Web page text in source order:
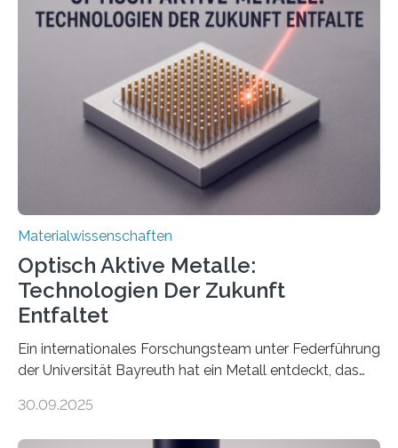
Materialwissenschaften
Optisch Aktive Metalle:
Technologien Der Zukunft
Entfaltet
Ein internationales Forschungsteam unter Federführung
der Universität Bayreuth hat ein Metall entdeckt, das
Dadurch ist es in der Lage, eine sogenannte zweite
30.09.2025